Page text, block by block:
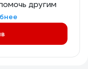
другим